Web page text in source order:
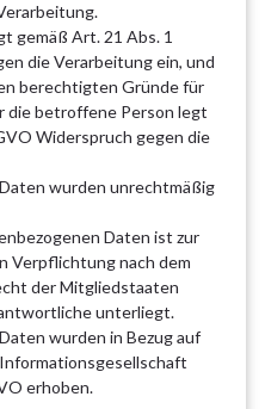
gemäß Art. 21 Abs. 1
die Verarbeitung ein, und
berechtigten Gründe für
die betroffene Person legt
Widerspruch gegen die
wurden unrechtmäßig
Daten ist zur
Verpflichtung nach dem
der Mitgliedstaaten
unterliegt.
wurden in Bezug auf
erhoben.